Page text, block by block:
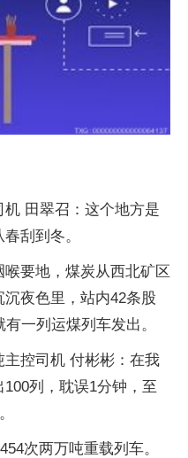
田翠召：这个地方是
刮到冬。
要地，煤炭从西北矿区
夜色里，站内42条股
一列运煤列车发出。
控司机 付彬彬：在我
列，耽误1分钟，至
次两万吨重载列车。